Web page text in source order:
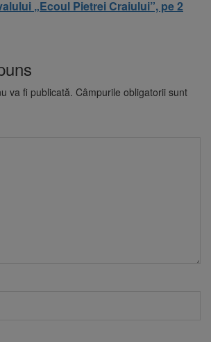
„Ecoul Pietrei Craiului”, pe 2
va fi publicată. Câmpurile obligatorii sunt